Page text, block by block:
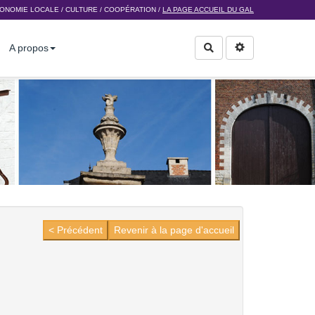
LOCALE / CULTURE / COOPÉRATION / LA PAGE ACCUEIL DU GAL
A propos Rechercher
Revenir à la page d'accueil
< Précédent